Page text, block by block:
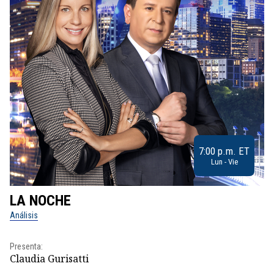
7:00 p.m. ET
Lun - Vie
LA NOCHE
Análisis
Presenta:
Claudia Gurisatti